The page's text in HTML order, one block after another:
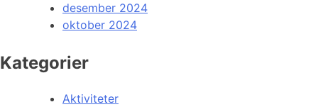
desember 2024
oktober 2024
Kategorier
Aktiviteter